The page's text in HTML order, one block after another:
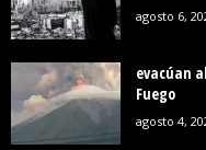
agosto 6,
evacúan
Fuego
agosto 4,